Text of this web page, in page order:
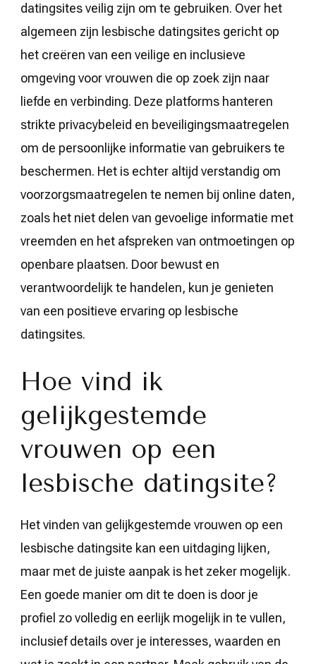
datingsites veilig zijn om te gebruiken. Over het
algemeen zijn lesbische datingsites gericht op
het creëren van een veilige en inclusieve
omgeving voor vrouwen die op zoek zijn naar
liefde en verbinding. Deze platforms hanteren
strikte privacybeleid en beveiligingsmaatregelen
om de persoonlijke informatie van gebruikers te
beschermen. Het is echter altijd verstandig om
voorzorgsmaatregelen te nemen bij online daten,
zoals het niet delen van gevoelige informatie met
vreemden en het afspreken van ontmoetingen op
openbare plaatsen. Door bewust en
verantwoordelijk te handelen, kun je genieten
van een positieve ervaring op lesbische
datingsites.
Hoe vind ik
gelijkgestemde
vrouwen op een
lesbische datingsite?
Het vinden van gelijkgestemde vrouwen op een
lesbische datingsite kan een uitdaging lijken,
maar met de juiste aanpak is het zeker mogelijk.
Een goede manier om dit te doen is door je
profiel zo volledig en eerlijk mogelijk in te vullen,
inclusief details over je interesses, waarden en